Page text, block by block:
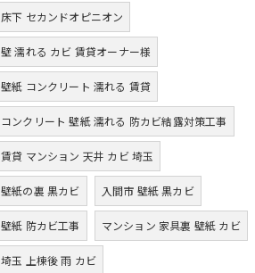
床下 セカンドオピニオン
壁 濡れる カビ 賃貸オーナー様
壁紙 コンクリート 濡れる 賃貸
コンクリート 壁紙 濡れる 防カビ結露対策工事
賃貸 マンション 天井 カビ 埼玉
壁紙の裏 黒カビ 入間市 壁紙 黒カビ
壁紙 防カビ工事 マンション 家具裏 壁紙 カビ
埼玉 上棟後 雨 カビ